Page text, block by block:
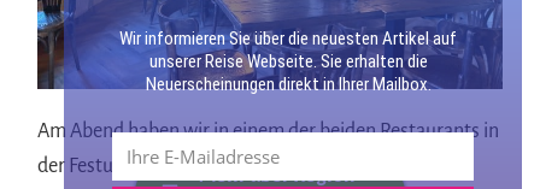
Am Abend haben wir in einem der beiden Restaurants in
der Festungsanlage gegessen. Beide Restaurants
Mehr über Region
Wir informieren Sie über die neuesten Artikel auf
unserer Reise Webseite. Sie erhalten die
Neuerscheinungen direkt in Ihrer Mailbox.